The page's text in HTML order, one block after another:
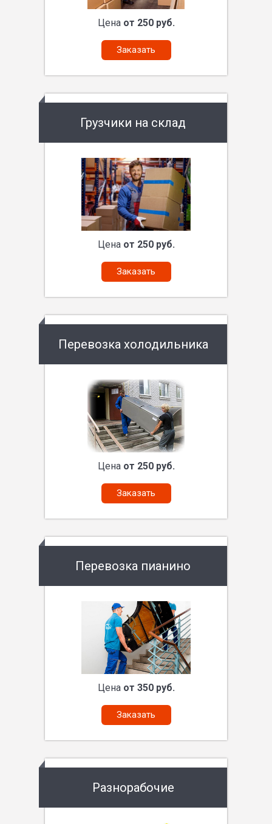
Цена от 250 руб.
Заказать
Грузчики на склад
Цена от 250 руб.
Заказать
Перевозка холодильника
Цена от 250 руб.
Заказать
Перевозка пианино
Цена от 350 руб.
Заказать
Разнорабочие